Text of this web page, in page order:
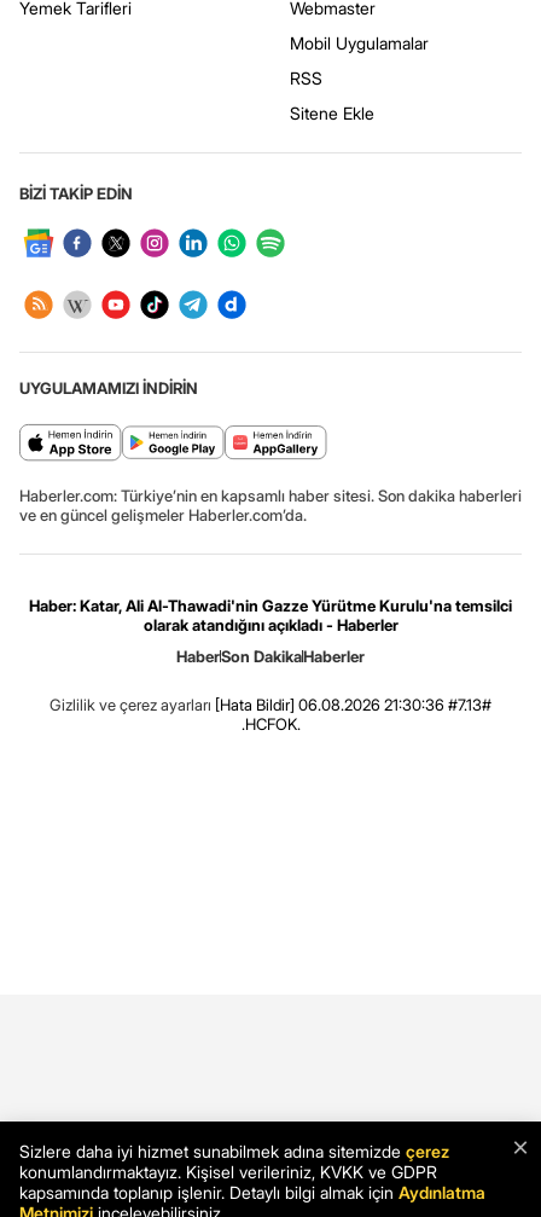
Yemek Tarifleri
Webmaster
Mobil Uygulamalar
RSS
Sitene Ekle
BİZİ TAKİP EDİN
UYGULAMAMIZI İNDİRİN
Haberler.com: Türkiye’nin en kapsamlı haber sitesi. Son dakika haberleri
ve en güncel gelişmeler Haberler.com’da.
Haber: Katar, Ali Al-Thawadi'nin Gazze Yürütme Kurulu'na temsilci
olarak atandığını açıkladı - Haberler
HaberSon DakikaHaberler
Gizlilik ve çerez ayarları [Hata Bildir] 06.08.2026 21:30:36 #7.13#
.HCFOK.
×
Sizlere daha iyi hizmet sunabilmek adına sitemizde çerez
konumlandırmaktayız. Kişisel verileriniz, KVKK ve GDPR
kapsamında toplanıp işlenir. Detaylı bilgi almak için Aydınlatma
Metnimizi inceleyebilirsiniz.